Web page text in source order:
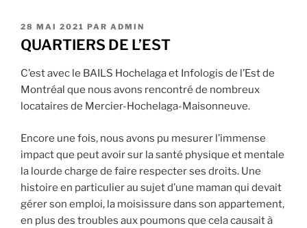
PUBLIÉ
LE
28 MAI 2021 PAR ADMIN
QUARTIERS DE L’EST
C’est avec le BAILS Hochelaga et Infologis de l’Est de
Montréal que nous avons rencontré de nombreux
locataires de Mercier-Hochelaga-Maisonneuve.
Encore une fois, nous avons pu mesurer l’immense
impact que peut avoir sur la santé physique et mentale
la lourde charge de faire respecter ses droits. Une
histoire en particulier au sujet d’une maman qui devait
gérer son emploi, la moisissure dans son appartement,
en plus des troubles aux poumons que cela causait à